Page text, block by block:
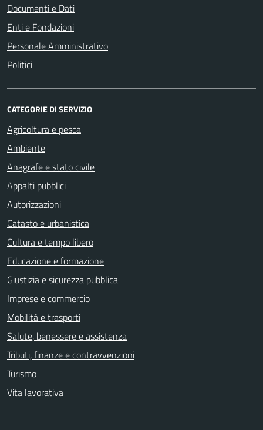
Documenti e Dati
Enti e Fondazioni
Personale Amministrativo
Politici
CATEGORIE DI SERVIZIO
Agricoltura e pesca
Ambiente
Anagrafe e stato civile
Appalti pubblici
Autorizzazioni
Catasto e urbanistica
Cultura e tempo libero
Educazione e formazione
Giustizia e sicurezza pubblica
Imprese e commercio
Mobilità e trasporti
Salute, benessere e assistenza
Tributi, finanze e contravvenzioni
Turismo
Vita lavorativa